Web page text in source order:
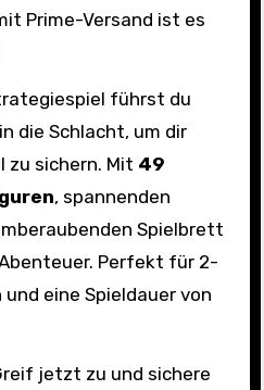
Prime-Versand ist es
führst du
die Schlacht, um dir
zu sichern. Mit 49
, spannenden
Spielbrett
Perfekt für 2-
eine Spieldauer von
jetzt zu und sichere